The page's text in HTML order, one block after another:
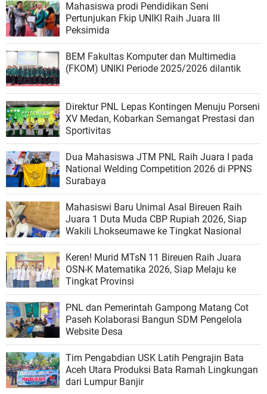
Mahasiswa prodi Pendidikan Seni
Pertunjukan Fkip UNIKI Raih Juara III
Peksimida
BEM Fakultas Komputer dan Multimedia
(FKOM) UNIKI Periode 2025/2026 dilantik
Direktur PNL Lepas Kontingen Menuju Porseni
XV Medan, Kobarkan Semangat Prestasi dan
Sportivitas
Dua Mahasiswa JTM PNL Raih Juara I pada
National Welding Competition 2026 di PPNS
Surabaya
Mahasiswi Baru Unimal Asal Bireuen Raih
Juara 1 Duta Muda CBP Rupiah 2026, Siap
Wakili Lhokseumawe ke Tingkat Nasional
Keren! Murid MTsN 11 Bireuen Raih Juara
OSN-K Matematika 2026, Siap Melaju ke
Tingkat Provinsi
PNL dan Pemerintah Gampong Matang Cot
Paseh Kolaborasi Bangun SDM Pengelola
Website Desa
Tim Pengabdian USK Latih Pengrajin Bata
Aceh Utara Produksi Bata Ramah Lingkungan
dari Lumpur Banjir